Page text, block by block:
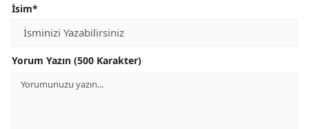
İsim*
Yorum Yazın (500 Karakter)